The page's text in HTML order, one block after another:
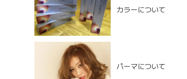
カラーについて
パーマについて